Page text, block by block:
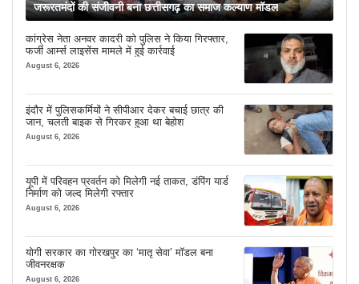
जरूरतमंदों की संजीवनी बना छत्तीसगढ़ का समाज कल्याण मॉडल
कांग्रेस नेता अनवर कादरी को पुलिस ने किया गिरफ्तार,
फर्जी आर्म्स लाइसेंस मामले में हुई कार्रवाई
August 6, 2026
इंदौर में पुलिसकर्मियों ने सीपीआर देकर बचाई छात्र की
जान, चलती बाइक से गिरकर हुआ था बेहोश
August 6, 2026
यूपी में परिवहन प्रवर्तन को मिलेगी नई ताकत, डंपिंग यार्ड
निर्माण को जल्द मिलेगी रफ्तार
August 6, 2026
योगी सरकार का गोरखपुर का ‘मातृ सेवा’ मॉडल बना
जीवनरक्षक
August 6, 2026